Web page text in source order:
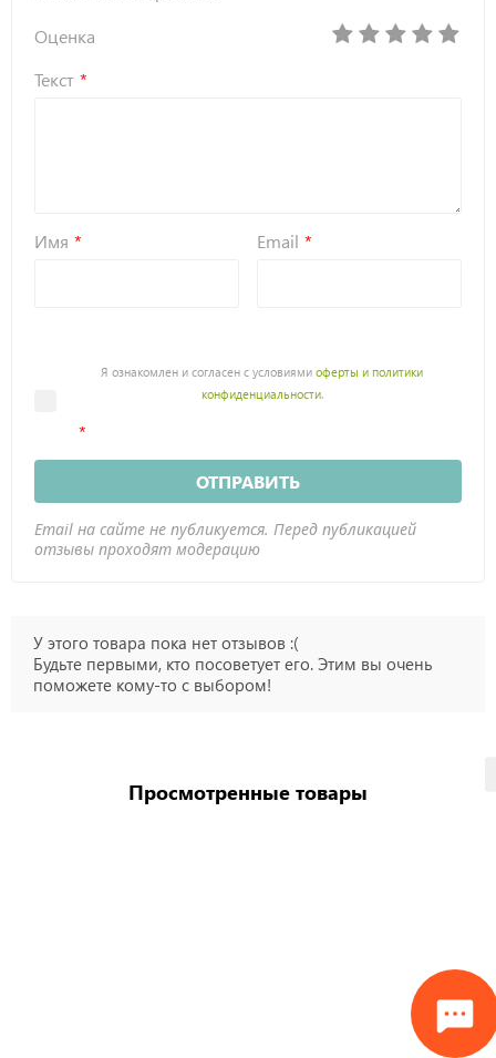
Оценка
Текст
Имя Email
Я ознакомлен и согласен с условиямиоферты и политики
конфиденциальности.
ОТПРАВИТЬ
Email на сайте не публикуется. Перед публикацией
отзывы проходят модерацию
У этого товара пока нет отзывов :(
Будьте первыми, кто посоветует его. Этим вы очень
поможете кому-то с выбором!
Просмотренные товары